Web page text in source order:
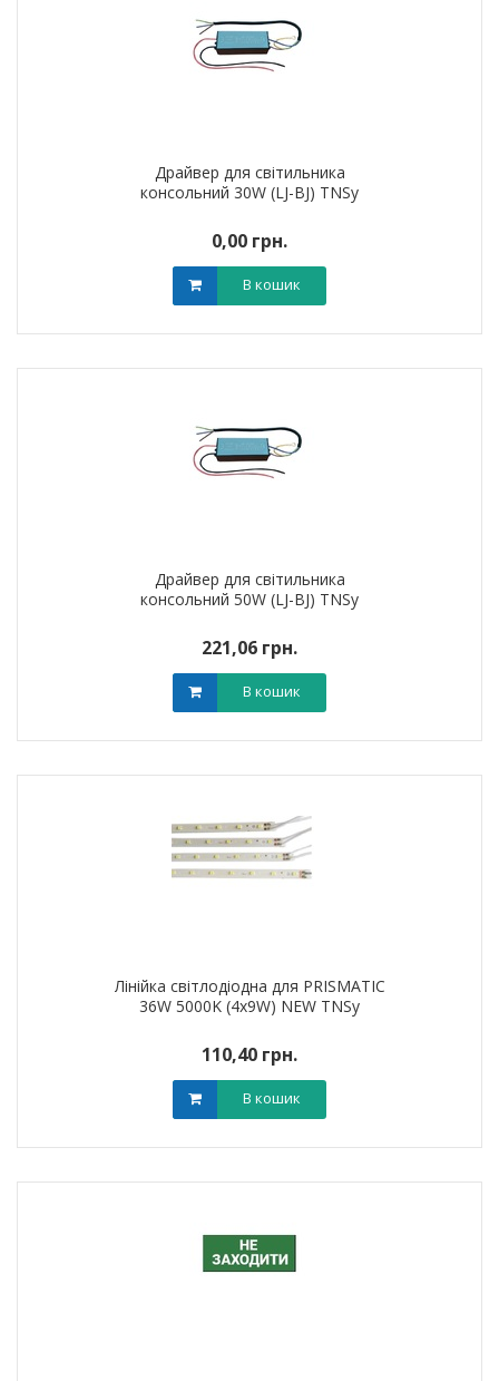
Драйвер для світильника
консольний 30W (LJ-BJ) TNSy
0,00 грн.
В кошик
Драйвер для світильника
консольний 50W (LJ-BJ) TNSy
221,06 грн.
В кошик
Лінійка світлодіодна для PRISMATIC
36W 5000K (4х9W) NEW TNSy
110,40 грн.
В кошик